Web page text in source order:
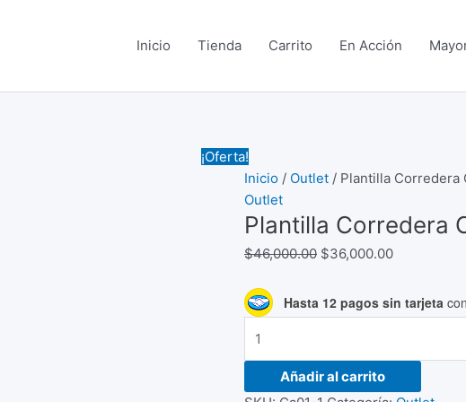
Inicio Tienda Carrito En Acción
¡Oferta!
Inicio / Outlet / Plantilla Corredera
Outlet
Plantilla Corredera
$46,000.00
precio
era:
$36,000.00
precio
es:
Hasta 12 pagos sin tarjeta
Plantilla
Corredera
Cajonera
(Outlet)
Añadir al carrito